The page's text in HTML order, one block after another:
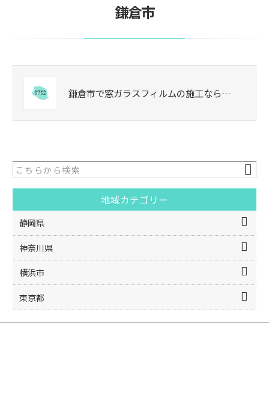
鎌倉市
鎌倉市で窓ガラスフィルムの施工なら…
地域カテゴリー
静岡県
神奈川県
横浜市
東京都